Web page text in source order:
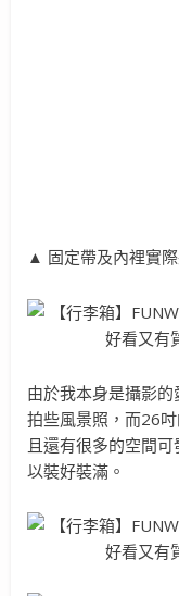
▲ 固定帶及內裡實際
由於我本身是攝影
拍些風景照，而26
且還有很多的空間
以裝好裝滿。